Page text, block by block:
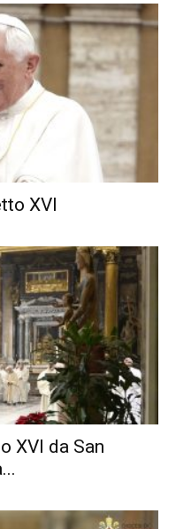
XVI
XVI da San